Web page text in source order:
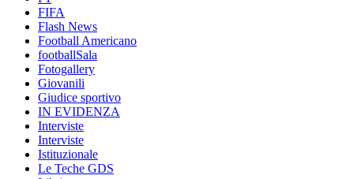
FIFA
Flash News
Football Americano
footballSala
Fotogallery
Giovanili
Giudice sportivo
IN EVIDENZA
Interviste
Interviste
Istituzionale
Le Teche GDS